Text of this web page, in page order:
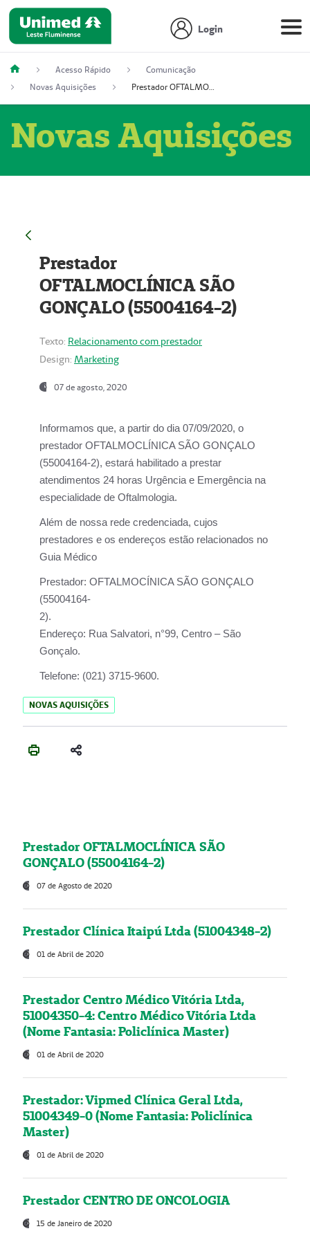
Login
Acesso Rápido
Comunicação
Novas Aquisições
Prestador OFTALMOCLÍNICA SÃO GONÇALO (55004164-2)
Novas Aquisições
Prestador
OFTALMOCLÍNICA SÃO
GONÇALO (55004164-2)
Texto: Relacionamento com prestador
Design: Marketing
07 de agosto, 2020
Informamos que, a partir do dia07/09/2020, o
prestador OFTALMOCLÍNICA SÃO GONÇALO
(55004164-2), estará habilitado a prestar
atendimentos 24 horas Urgência e Emergência na
especialidade de Oftalmologia.
Além de nossa rede credenciada, cujos
prestadores e os endereços estão relacionados no
Guia Médico
Prestador: OFTALMOCÍNICA SÃO GONÇALO
(55004164-
2).
Endereço: Rua Salvatori, n°99, Centro – São
Gonçalo.
Telefone: (021) 3715-9600.
NOVAS AQUISIÇÕES
Prestador OFTALMOCLÍNICA SÃO
GONÇALO (55004164-2)
07 de Agosto de 2020
Prestador Clínica Itaipú Ltda (51004348-2)
01 de Abril de 2020
Prestador Centro Médico Vitória Ltda,
51004350-4: Centro Médico Vitória Ltda
(Nome Fantasia: Policlínica Master)
01 de Abril de 2020
Prestador: Vipmed Clínica Geral Ltda,
51004349-0 (Nome Fantasia: Policlínica
Master)
01 de Abril de 2020
Prestador CENTRO DE ONCOLOGIA
15 de Janeiro de 2020